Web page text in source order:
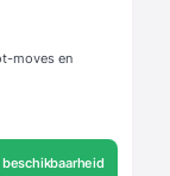
moves en